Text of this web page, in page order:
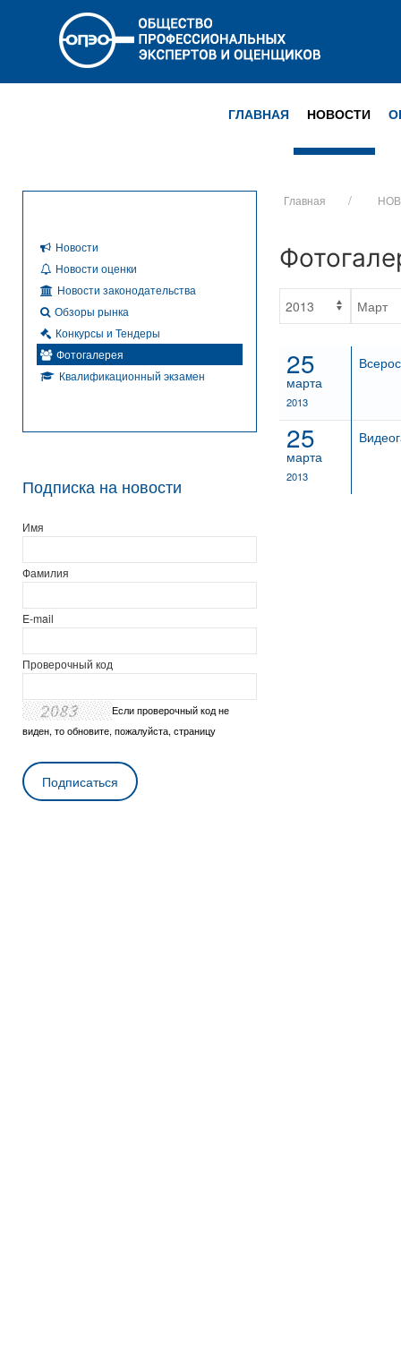
ГЛАВНАЯ НОВОСТИ
Новости
Новости оценки
Новости законодательства
Обзоры рынка
Конкурсы и Тендеры
Фотогалерея
Квалификационный экзамен
Подписка на новости
Имя
Фамилия
E-mail
Проверочный код
Если проверочный код не
виден, то обновите, пожалуйста, страницу
Главная
25
марта
2013
25
марта
2013